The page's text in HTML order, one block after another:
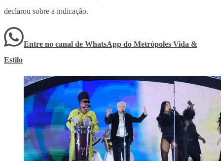
declarou sobre a indicação.
Entre no canal de WhatsApp do Metrópoles Vida &
Estilo